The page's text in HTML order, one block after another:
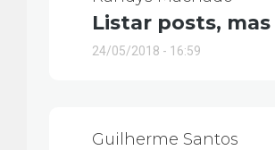
Listar posts,
24/05/2018 - 16:59
Guilherme Santos